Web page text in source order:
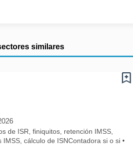
similares
de ISR, finiquitos, retención IMSS,
cálculo de ISNContadora si o si •